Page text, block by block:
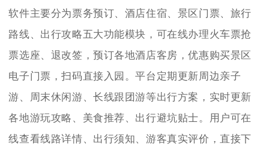
软件主要分为票务预订、酒店住宿、景区门票、旅行
路线、出行攻略五大功能模块，可在线办理火车票抢
票选座、退改签，预订各地酒店客房，优惠购买景区
电子门票，扫码直接入园。平台定期更新周边亲子
游、周末休闲游、长线跟团游等出行方案，实时更新
各地游玩攻略、美食推荐、出行避坑贴士。用户可在
线查看线路详情、出行须知、游客真实评价，直接下